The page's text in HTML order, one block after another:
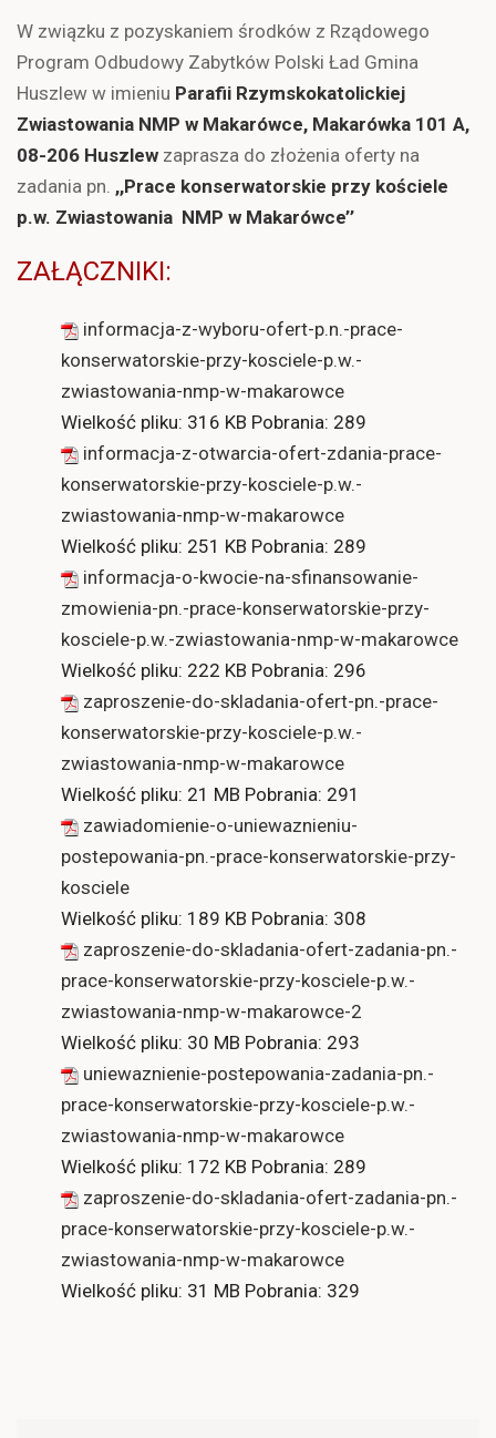
W związku z pozyskaniem środków z Rządowego
Program Odbudowy Zabytków Polski Ład Gmina
Huszlew w imieniu Parafii Rzymskokatolickiej
Zwiastowania NMP w Makarówce, Makarówka 101 A,
08-206 Huszlew zaprasza do złożenia oferty na
zadania pn. ,,Prace konserwatorskie przy kościele
p.w. Zwiastowania NMP w Makarówce’’
ZAŁĄCZNIKI:
informacja-z-wyboru-ofert-p.n.-prace-
konserwatorskie-przy-kosciele-p.w.-
zwiastowania-nmp-w-makarowce
Wielkość pliku: 316 KB Pobrania: 289
informacja-z-otwarcia-ofert-zdania-prace-
konserwatorskie-przy-kosciele-p.w.-
zwiastowania-nmp-w-makarowce
Wielkość pliku: 251 KB Pobrania: 289
informacja-o-kwocie-na-sfinansowanie-
zmowienia-pn.-prace-konserwatorskie-przy-
kosciele-p.w.-zwiastowania-nmp-w-makarowce
Wielkość pliku: 222 KB Pobrania: 296
zaproszenie-do-skladania-ofert-pn.-prace-
konserwatorskie-przy-kosciele-p.w.-
zwiastowania-nmp-w-makarowce
Wielkość pliku: 21 MB Pobrania: 291
zawiadomienie-o-uniewaznieniu-
postepowania-pn.-prace-konserwatorskie-przy-
kosciele
Wielkość pliku: 189 KB Pobrania: 308
zaproszenie-do-skladania-ofert-zadania-pn.-
prace-konserwatorskie-przy-kosciele-p.w.-
zwiastowania-nmp-w-makarowce-2
Wielkość pliku: 30 MB Pobrania: 293
uniewaznienie-postepowania-zadania-pn.-
prace-konserwatorskie-przy-kosciele-p.w.-
zwiastowania-nmp-w-makarowce
Wielkość pliku: 172 KB Pobrania: 289
zaproszenie-do-skladania-ofert-zadania-pn.-
prace-konserwatorskie-przy-kosciele-p.w.-
zwiastowania-nmp-w-makarowce
Wielkość pliku: 31 MB Pobrania: 329